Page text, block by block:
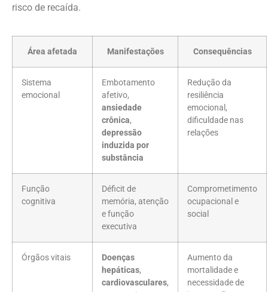
risco de recaída.
Área afetada Manifestações Consequências
Sistema
emocional
Embotamento
afetivo,
ansiedade
crônica,
depressão
induzida por
substância
Redução da
resiliência
emocional,
dificuldade nas
relações
Função
cognitiva
Déficit de
memória, atenção
e função
executiva
Comprometimento
ocupacional e
social
Órgãos vitais
Doenças
hepáticas,
cardiovasculares,
Aumento da
mortalidade e
necessidade de